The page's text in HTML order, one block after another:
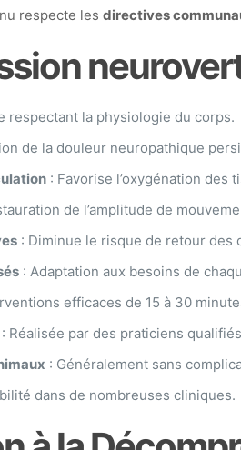
respecte lesdirectives
respectant la physiologie du corps.
de la douleur neuropathique
: Favorise l’oxygénation des
de l’amplitude de
: Diminue le risque de retour des
: Adaptation aux besoins de
efficaces de 15 à 30
: Réalisée par des praticiens
: Généralement sans
dans de nombreuses cliniques.